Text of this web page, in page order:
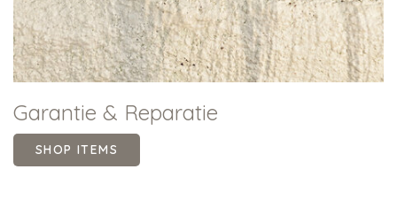
Garantie & Reparatie
SHOP ITEMS